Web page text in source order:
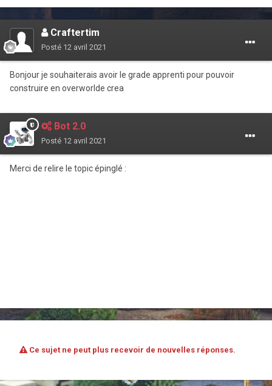
Craftertim
Posté 12 avril 2021
Bonjour je souhaiterais avoir le grade apprenti pour pouvoir
construire en overworlde crea
Bot 2.0
Posté 12 avril 2021
Merci de relire le topic épinglé :
Ce sujet ne peut plus recevoir de nouvelles réponses.